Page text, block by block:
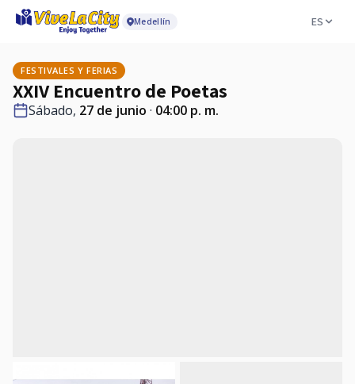
Medellín ES
FESTIVALES Y FERIAS
XXIV Encuentro de Poetas
Sábado, 27 de junio · 04:00 p. m.